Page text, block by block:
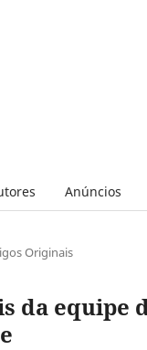
Anúncios
Originais
da equipe